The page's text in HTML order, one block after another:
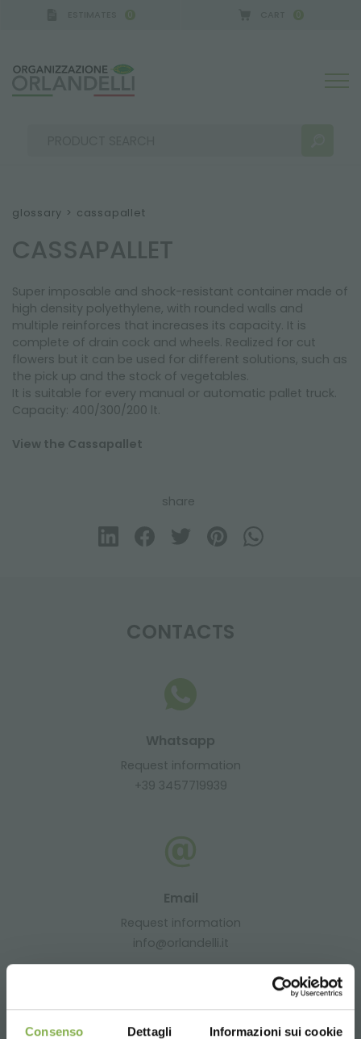
Consenso Dettagli Informazioni sui cookie
0 0
SEARCH RESULTS:
MORE RESULTS FOR YOU:
glossary > cassapallet
CASSAPALLET
Super imposable and shock-resistant container made of
high density polyethylene, with rounded walls and
multiple reinforces that increases its capacity. It is
complete of drain cock and wheels. Realized for cut
flowers but it can be used for different solutions, such as
the pick up and the stock of vegetables.
It is suitable for every manual or automatic pallet truck.
Capacity: 400/300/200 lt.
View the Cassapallet
share
CONTACTS
Whatsapp
Request information
+39 3457719939
Email
Request information
info@orlandelli.it